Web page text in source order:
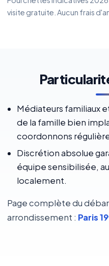
visite gratuite. Aucun frais
Médiateurs familiaux
de la famille bien
coordonnons
Discrétion absolue
équipe sensibilisée,
localement.
Page complète du
arrondissement : Paris